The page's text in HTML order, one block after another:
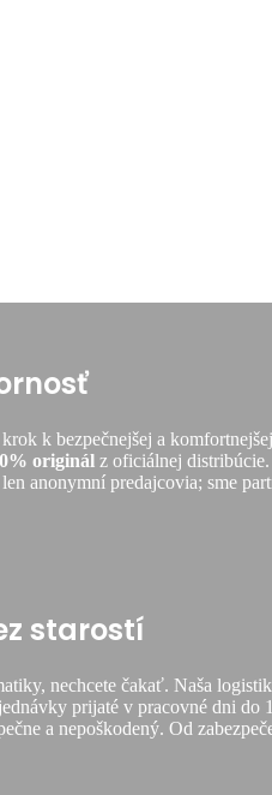
k bezpečnejšej a
originál z oficiálnej
anonymní predajcovia; sme
starostí
nechcete čakať. Naša
prijaté v pracovné dni do
a nepoškodený. Od